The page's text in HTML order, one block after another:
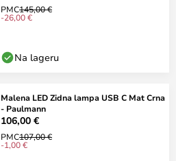
PMC145,00 €
-26,00 €
Na lageru
Malena LED Zidna lampa USB C Mat Crna
- Paulmann
106,00 €
PMC107,00 €
-1,00 €